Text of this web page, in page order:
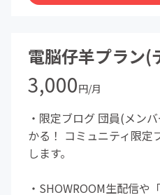
電脳仔羊プラン(
3,000円/月
・限定ブログ 団員(メン
かる！ コミュニティ限定
します。
・SHOWROOM生配信や